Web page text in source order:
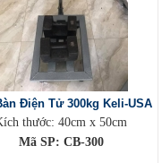
Điện Tử 300kg Keli-USA
thước: 40cm x 50cm
Mã SP: CB-300